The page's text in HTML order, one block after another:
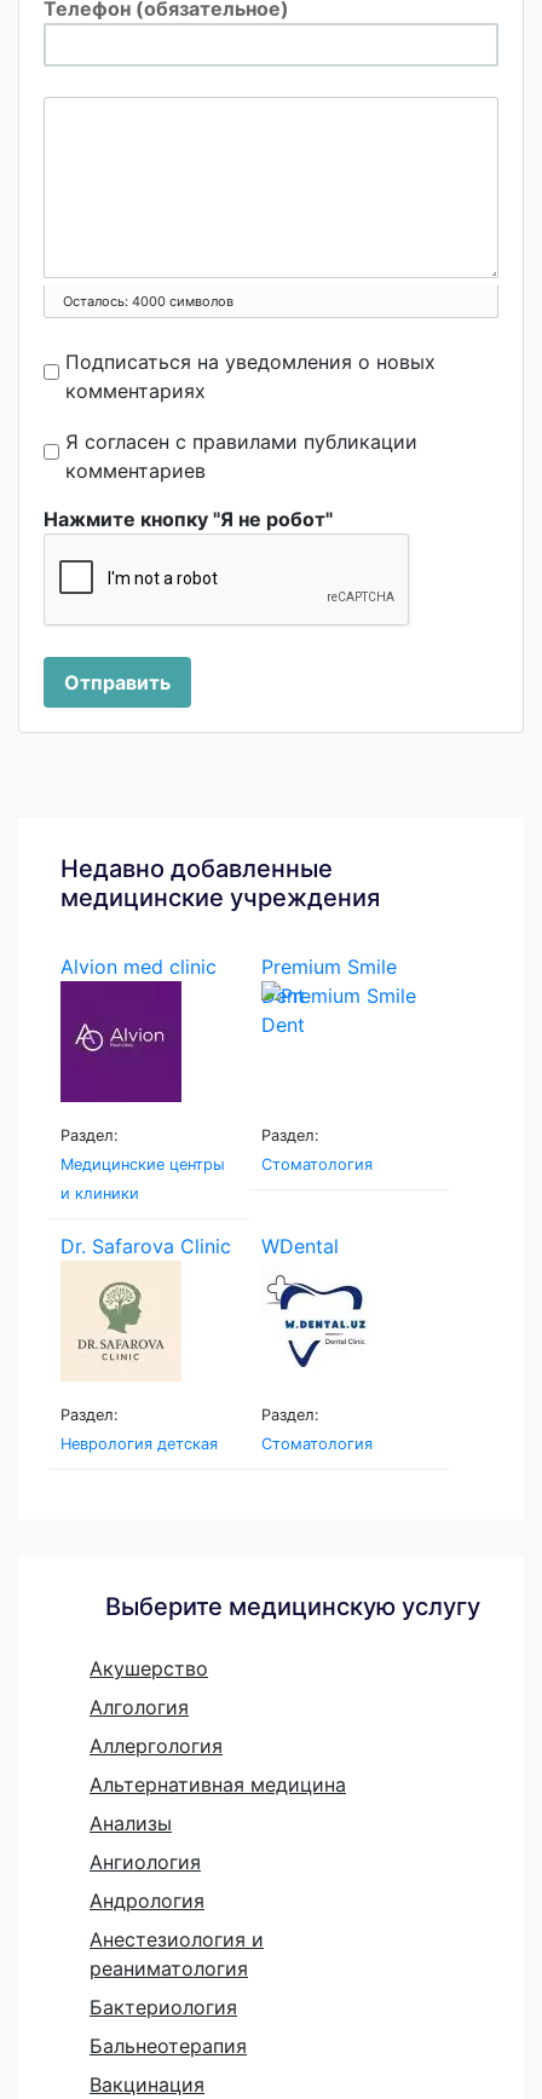
Телефон (обязательное)
Осталось: 4000 символов
Подписаться на уведомления о новых
комментариях
Я согласен с правилами публикации
комментариев
Нажмите кнопку "Я не робот"
Отправить
Недавно добавленные
медицинские учреждения
Alvion med clinic
Раздел:
Медицинские центры
и клиники
Premium Smile
Dent
Раздел:
Стоматология
Dr. Safarova Clinic
Раздел:
Неврология детская
WDental
Раздел:
Стоматология
Выберите медицинскую услугу
Акушерство
Алгология
Аллергология
Альтернативная медицина
Анализы
Ангиология
Андрология
Анестезиология и
реаниматология
Бактериология
Бальнеотерапия
Вакцинация